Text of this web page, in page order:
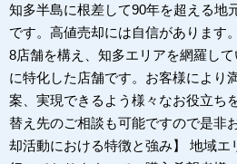
知多半島に根差して90年を超える地
です。高値売却には自信があります
8店舗を構え、知多エリアを網羅し
に特化した店舗です。お客様により
案、実現できるよう様々なお役立ち
替え先のご相談も可能ですので是非
却活動における特徴と強み】 地域エ